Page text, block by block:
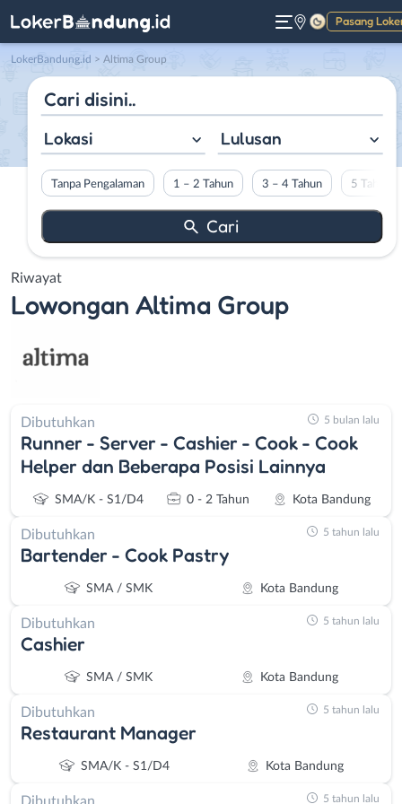
Pasang
Gelap
LokerBandung.id > Altima Group
Lokasi Lulusan
Tanpa Pengalaman 1 – 2 Tahun 3 – 4 Tahun 5 Tahun
Riwayat
Lowongan Altima Group
Dibutuhkan
Runner - Server - Cashier - Cook - Cook
Helper dan Beberapa Posisi Lainnya
SMA/K - S1/D4 0 - 2 Tahun Kota Bandung
5 bulan lalu
Dibutuhkan
Bartender - Cook Pastry
SMA / SMK Kota Bandung
5 tahun lalu
Dibutuhkan
Cashier
SMA / SMK Kota Bandung
5 tahun lalu
Dibutuhkan
Restaurant Manager
SMA/K - S1/D4 Kota Bandung
5 tahun lalu
5 tahun lalu